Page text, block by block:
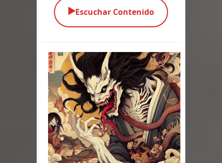
El Destructor
El Buscador
El Pueblo Protegido
Parte 05: Sitiados
Parte 04: Se Descubre el Pastel
▶️Escuchar Contenido